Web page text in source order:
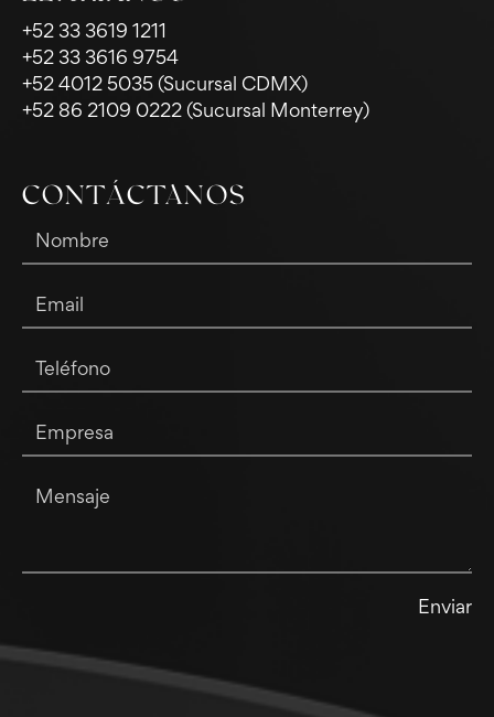
CONTÁCTANOS
Enviar
+52 33 3619 1211
+52 33 3616 9754
+52 4012 5035 (Sucursal CDMX)
+52 86 2109 0222 (Sucursal Monterrey)